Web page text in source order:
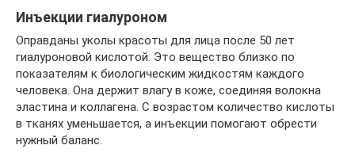
Инъекции гиалуроном
Оправданы уколы красоты для лица после 50 лет
гиалуроновой кислотой. Это вещество близко по
показателям к биологическим жидкостям каждого
человека. Она держит влагу в коже, соединяя волокна
эластина и коллагена. С возрастом количество кислоты
в тканях уменьшается, а инъекции помогают обрести
нужный баланс.